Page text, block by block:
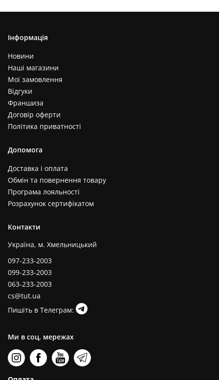
Інформація
Новини
Наші магазини
Мої замовлення
Відгуки
Франшиза
Договір оферти
Політика приватності
Допомога
Доставка і оплата
Обмін та повернення товару
Програма лояльності
Розрахунок сертифікатом
Контакти
Україна, м. Хмельницький
097-233-2003
099-233-2003
063-233-2003
cs@tut.ua
Пишіть в Телеграм:
Ми в соц. мережах